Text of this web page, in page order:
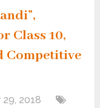
Class 10,
Competitive
2018